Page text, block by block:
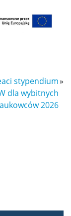
2026
stypendium
dla wybitnych
2026
»